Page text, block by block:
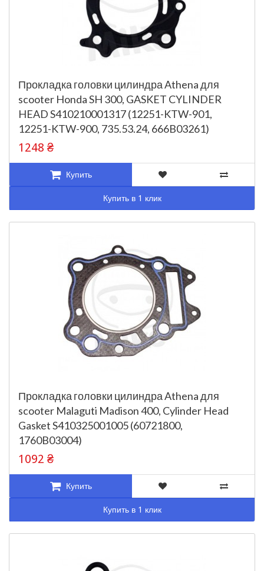
Прокладка головки цилиндра Athena для
scooter Honda SH 300, GASKET CYLINDER
HEAD S410210001317 (12251-KTW-901,
12251-KTW-900, 735.53.24, 666B03261)
1248 ₴
Купить
Купить в 1 клик
Прокладка головки цилиндра Athena для
scooter Malaguti Madison 400, Cylinder Head
Gasket S410325001005 (60721800,
1760B03004)
1092 ₴
Купить
Купить в 1 клик